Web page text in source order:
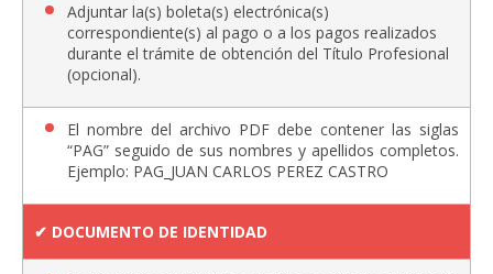
Adjuntar la(s) boleta(s) electrónica(s)
correspondiente(s) al pago o a los pagos realizados
durante el trámite de obtención del Título Profesional
(opcional).
El nombre del archivo PDF debe contener las siglas
“PAG” seguido de sus nombres y apellidos completos.
Ejemplo: PAG_JUAN CARLOS PEREZ CASTRO
✔︎ DOCUMENTO DE IDENTIDAD